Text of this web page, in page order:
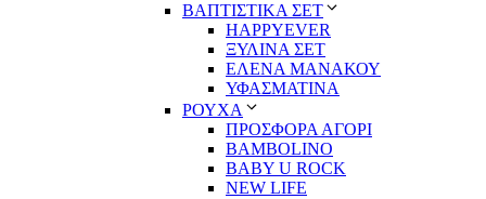
ΒΑΠΤΙΣΤΙΚΑ ΣΕΤ
HAPPYEVER
ΞΥΛΙΝΑ ΣΕΤ
ΕΛΕΝΑ ΜΑΝΑΚΟΥ
ΥΦΑΣΜΑΤΙΝΑ
ΡΟΥΧΑ
ΠΡΟΣΦΟΡΑ ΑΓΟΡΙ
BAMBOLINO
BABY U ROCK
NEW LIFE